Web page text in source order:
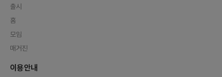
출시
홈
모임
매거진
이용안내